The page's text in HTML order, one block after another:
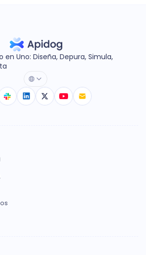
en Uno: Diseña, Depura, Simula,